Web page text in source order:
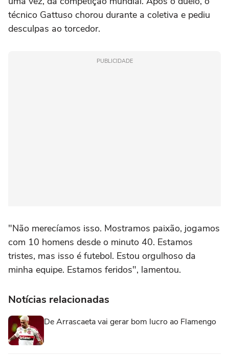
técnico Gattuso chorou durante a coletiva e pediu
desculpas ao torcedor.
PUBLICIDADE
"Não merecíamos isso. Mostramos paixão, jogamos
com 10 homens desde o minuto 40. Estamos
tristes, mas isso é futebol. Estou orgulhoso da
minha equipe. Estamos feridos", lamentou.
Notícias relacionadas
De Arrascaeta vai gerar bom lucro ao Flamengo